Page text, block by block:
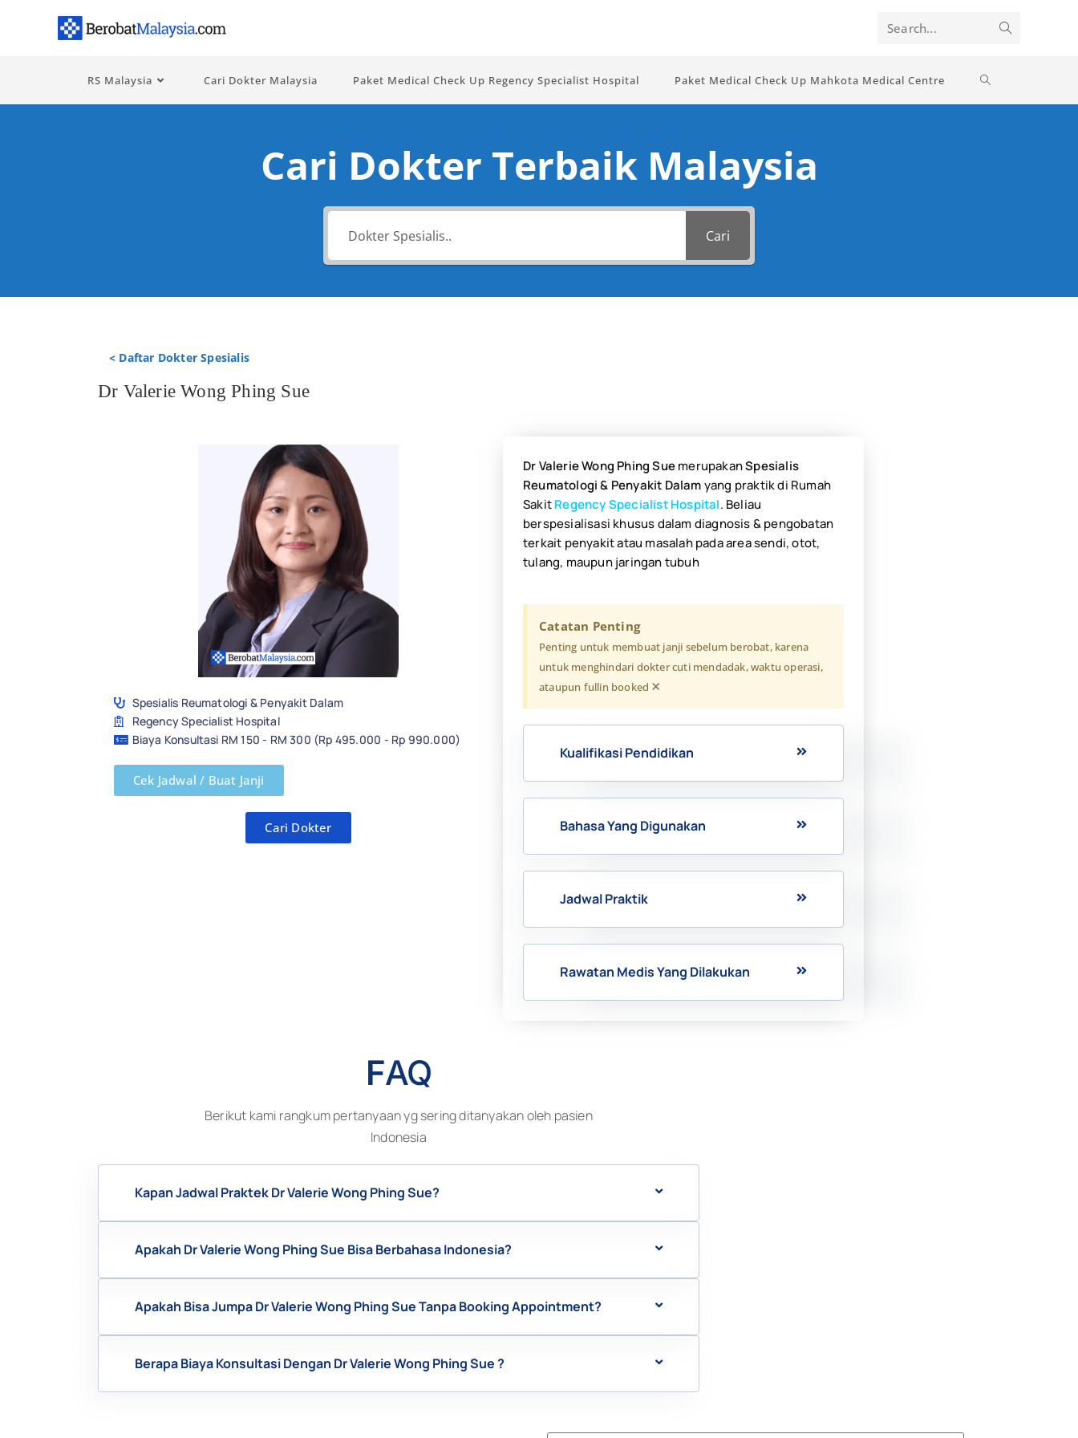
Search...
RS Malaysia Cari Dokter Malaysia Paket Medical Check Up Regency Specialist Hospital Paket Medical Check Up Mahkota Medical Centre
Cari Dokter Terbaik Malaysia
Cari
< Daftar Dokter Spesialis
Dr Valerie Wong Phing Sue
Spesialis Reumatologi & Penyakit Dalam
Regency Specialist Hospital
Biaya Konsultasi RM 150 - RM 300 (Rp 495.000 - Rp 990.000)
Cek Jadwal / Buat Janji
Cari Dokter
Dr Valerie Wong Phing SuemerupakanSpesialis
Reumatologi & Penyakit Dalamyang praktik di Rumah
SakitRegency Specialist Hospital. Beliau
berspesialisasi khusus dalam diagnosis & pengobatan
terkait penyakit atau masalah pada area sendi, otot,
tulang, maupun jaringan tubuh
Catatan Penting
Penting untuk membuat janji sebelum berobat, karena
untuk menghindari dokter cuti mendadak, waktu operasi,
ataupun fullin booked ×
Kualifikasi Pendidikan
Bahasa Yang Digunakan
Jadwal Praktik
Rawatan Medis Yang Dilakukan
FAQ
Berikut kami rangkum pertanyaan yg sering ditanyakan oleh pasien
Indonesia
Kapan Jadwal Praktek Dr Valerie Wong Phing Sue?
Apakah Dr Valerie Wong Phing Sue Bisa Berbahasa Indonesia?
Apakah Bisa Jumpa Dr Valerie Wong Phing Sue Tanpa Booking Appointment?
Berapa Biaya Konsultasi Dengan Dr Valerie Wong Phing Sue ?